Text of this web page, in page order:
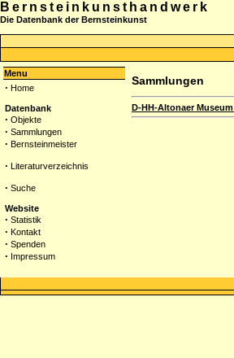
Bernsteinkunsthandwerk
Die Datenbank der Bernsteinkunst
Menu
· Home
Datenbank
· Objekte
· Sammlungen
· Bernsteinmeister
· Literaturverzeichnis
· Suche
Website
· Statistik
· Kontakt
· Spenden
· Impressum
Sammlungen
D-HH-Altonaer Museum